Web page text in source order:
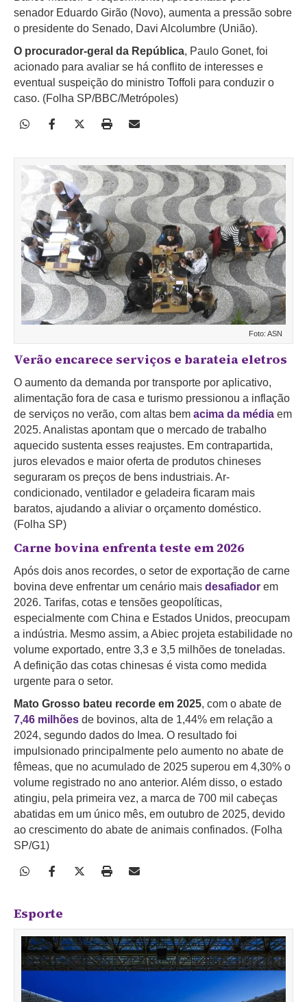
senador Eduardo Girão (Novo), aumenta a pressão sobre
o presidente do Senado, Davi Alcolumbre (União).
O procurador-geral da República, Paulo Gonet, foi
acionado para avaliar se há conflito de interesses e
eventual suspeição do ministro Toffoli para conduzir o
caso. (Folha SP/BBC/Metrópoles)
Foto: ASN
Verão encarece serviços e barateia eletros
O aumento da demanda por transporte por aplicativo,
alimentação fora de casa e turismo pressionou a inflação
de serviços no verão, com altas bem acima da média em
2025. Analistas apontam que o mercado de trabalho
aquecido sustenta esses reajustes. Em contrapartida,
juros elevados e maior oferta de produtos chineses
seguraram os preços de bens industriais. Ar-
condicionado, ventilador e geladeira ficaram mais
baratos, ajudando a aliviar o orçamento doméstico.
(Folha SP)
Carne bovina enfrenta teste em 2026
Após dois anos recordes, o setor de exportação de carne
bovina deve enfrentar um cenário mais desafiador em
2026. Tarifas, cotas e tensões geopolíticas,
especialmente com China e Estados Unidos, preocupam
a indústria. Mesmo assim, a Abiec projeta estabilidade no
volume exportado, entre 3,3 e 3,5 milhões de toneladas.
A definição das cotas chinesas é vista como medida
urgente para o setor.
Mato Grosso bateu recorde em 2025, com o abate de
7,46 milhões de bovinos, alta de 1,44% em relação a
2024, segundo dados do Imea. O resultado foi
impulsionado principalmente pelo aumento no abate de
fêmeas, que no acumulado de 2025 superou em 4,30% o
volume registrado no ano anterior. Além disso, o estado
atingiu, pela primeira vez, a marca de 700 mil cabeças
abatidas em um único mês, em outubro de 2025, devido
ao crescimento do abate de animais confinados. (Folha
SP/G1)
Esporte